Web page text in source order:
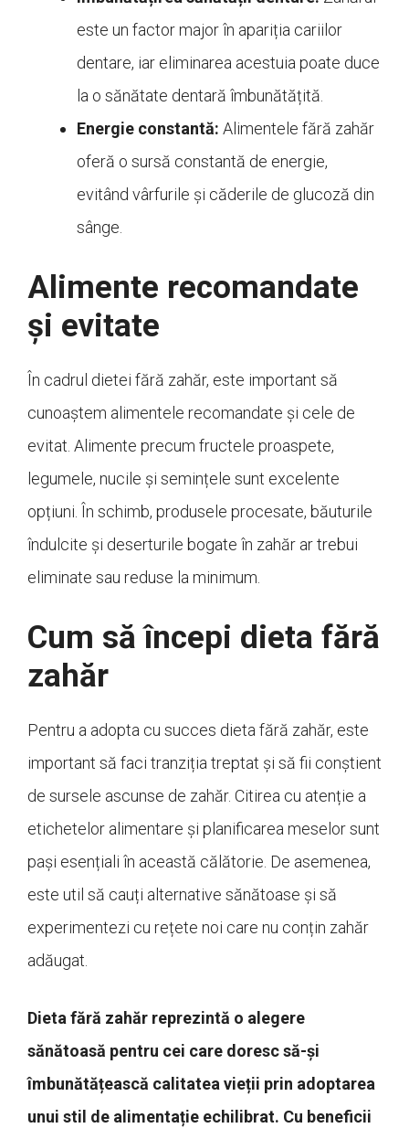
este un factor major în apariția cariilor
dentare, iar eliminarea acestuia poate duce
la o sănătate dentară îmbunătățită.
Energie constantă: Alimentele fără zahăr
oferă o sursă constantă de energie,
evitând vârfurile și căderile de glucoză din
sânge.
Alimente recomandate
și evitate
În cadrul dietei fără zahăr, este important să
cunoaștem alimentele recomandate și cele de
evitat. Alimente precum fructele proaspete,
legumele, nucile și semințele sunt excelente
opțiuni. În schimb, produsele procesate, băuturile
îndulcite și deserturile bogate în zahăr ar trebui
eliminate sau reduse la minimum.
Cum să începi dieta fără
zahăr
Pentru a adopta cu succes dieta fără zahăr, este
important să faci tranziția treptat și să fii conștient
de sursele ascunse de zahăr. Citirea cu atenție a
etichetelor alimentare și planificarea meselor sunt
pași esențiali în această călătorie. De asemenea,
este util să cauți alternative sănătoase și să
experimentezi cu rețete noi care nu conțin zahăr
adăugat.
Dieta fără zahăr reprezintă o alegere
sănătoasă pentru cei care doresc să-și
îmbunătățească calitatea vieții prin adoptarea
unui stil de alimentație echilibrat. Cu beneficii